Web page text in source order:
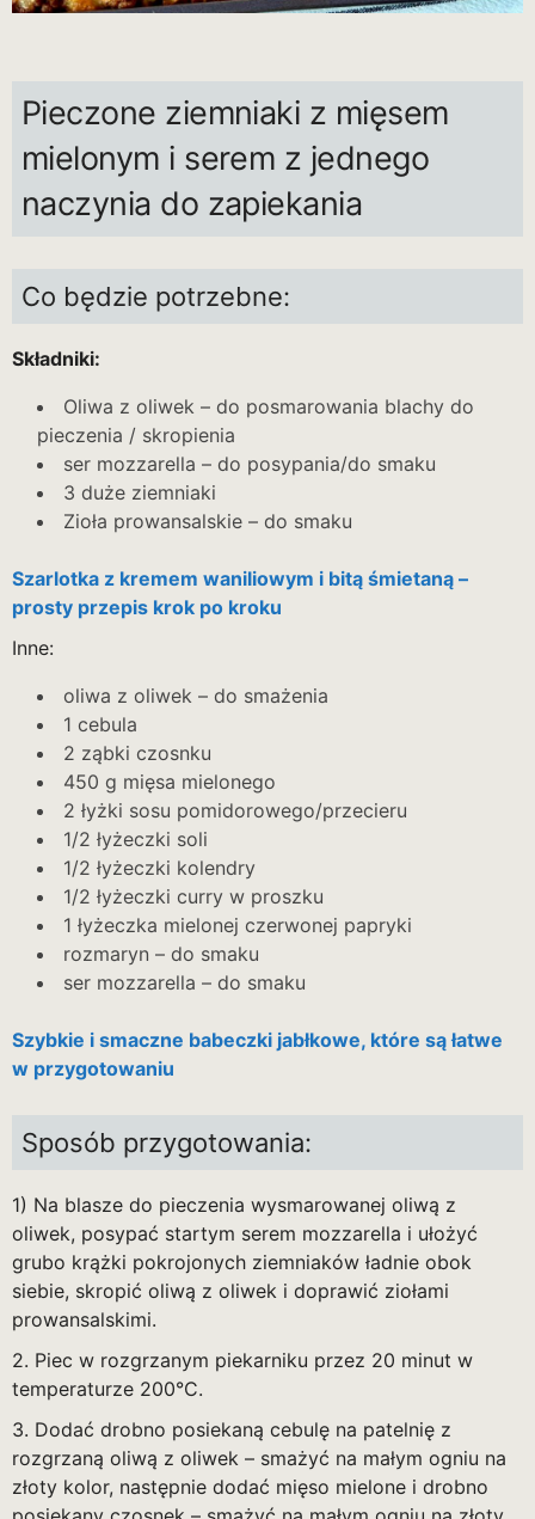
Pieczone ziemniaki z mięsem
mielonym i serem z jednego
naczynia do zapiekania
Co będzie potrzebne:
Składniki:
Oliwa z oliwek – do posmarowania blachy do
pieczenia / skropienia
ser mozzarella – do posypania/do smaku
3 duże ziemniaki
Zioła prowansalskie – do smaku
Szarlotka z kremem waniliowym i bitą śmietaną –
prosty przepis krok po kroku
Inne:
oliwa z oliwek – do smażenia
1 cebula
2 ząbki czosnku
450 g mięsa mielonego
2 łyżki sosu pomidorowego/przecieru
1/2 łyżeczki soli
1/2 łyżeczki kolendry
1/2 łyżeczki curry w proszku
1 łyżeczka mielonej czerwonej papryki
rozmaryn – do smaku
ser mozzarella – do smaku
Szybkie i smaczne babeczki jabłkowe, które są łatwe
w przygotowaniu
Sposób przygotowania:
1) Na blasze do pieczenia wysmarowanej oliwą z
oliwek, posypać startym serem mozzarella i ułożyć
grubo krążki pokrojonych ziemniaków ładnie obok
siebie, skropić oliwą z oliwek i doprawić ziołami
prowansalskimi.
2. Piec w rozgrzanym piekarniku przez 20 minut w
temperaturze 200°C.
3. Dodać drobno posiekaną cebulę na patelnię z
rozgrzaną oliwą z oliwek – smażyć na małym ogniu na
złoty kolor, następnie dodać mięso mielone i drobno